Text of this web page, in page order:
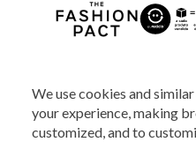
We use cookies and
your experience, making
customized, and to